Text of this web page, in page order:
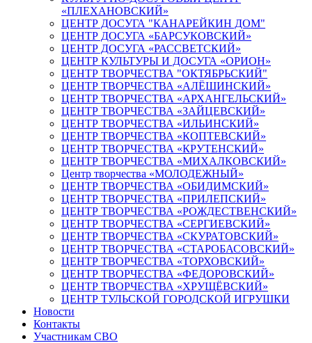
«ПЛЕХАНОВСКИЙ»
ЦЕНТР ДОСУГА "КАНАРЕЙКИН ДОМ"
ЦЕНТР ДОСУГА «БАРСУКОВСКИЙ»
ЦЕНТР ДОСУГА «РАССВЕТСКИЙ»
ЦЕНТР КУЛЬТУРЫ И ДОСУГА «ОРИОН»
ЦЕНТР ТВОРЧЕСТВА "ОКТЯБРЬСКИЙ"
ЦЕНТР ТВОРЧЕСТВА «АЛЁШИНСКИЙ»
ЦЕНТР ТВОРЧЕСТВА «АРХАНГЕЛЬСКИЙ»
ЦЕНТР ТВОРЧЕСТВА «ЗАЙЦЕВСКИЙ»
ЦЕНТР ТВОРЧЕСТВА «ИЛЬИНСКИЙ»
ЦЕНТР ТВОРЧЕСТВА «КОПТЕВСКИЙ»
ЦЕНТР ТВОРЧЕСТВА «КРУТЕНСКИЙ»
ЦЕНТР ТВОРЧЕСТВА «МИХАЛКОВСКИЙ»
Центр творчества «МОЛОДЕЖНЫЙ»
ЦЕНТР ТВОРЧЕСТВА «ОБИДИМСКИЙ»
ЦЕНТР ТВОРЧЕСТВА «ПРИЛЕПСКИЙ»
ЦЕНТР ТВОРЧЕСТВА «РОЖДЕСТВЕНСКИЙ»
ЦЕНТР ТВОРЧЕСТВА «СЕРГИЕВСКИЙ»
ЦЕНТР ТВОРЧЕСТВА «СКУРАТОВСКИЙ»
ЦЕНТР ТВОРЧЕСТВА «СТАРОБАСОВСКИЙ»
ЦЕНТР ТВОРЧЕСТВА «ТОРХОВСКИЙ»
ЦЕНТР ТВОРЧЕСТВА «ФЕДОРОВСКИЙ»
ЦЕНТР ТВОРЧЕСТВА «ХРУЩЁВСКИЙ»
ЦЕНТР ТУЛЬСКОЙ ГОРОДСКОЙ ИГРУШКИ
Новости
Контакты
Участникам СВО